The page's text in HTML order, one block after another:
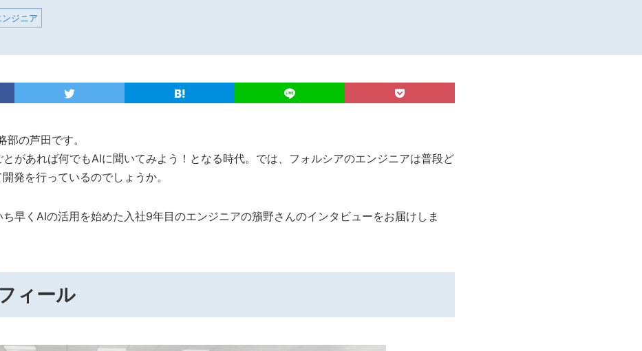
ンジニア
部の芦田です。
とがあれば何でもAIに聞いてみよう！となる時代。では、フォルシアのエンジニアは普段ど
発を行っているのでしょうか。
早くAIの活用を始めた入社9年目のエンジニアの籏野さんのインタビューをお届けしま
ィール